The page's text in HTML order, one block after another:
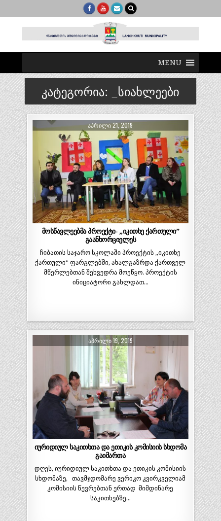
MENU
კატეგორია: _სიახლეები
ᲐᲞᲠᲘᲚᲘ 21, 2019
მოსწავლეებმა პროექტი- ,,იკითხე ქართული”
გაანხორციელეს
ჩიბათის საჯარო სკოლაში პროექტის ,,იკითხე
ქართული“ ფარგლებში, ახალგაზრდა ქართველ
მწერლებთან შეხვედრა მოეწყო. პროექტის
ინიციატორი გახლდათ…
ᲐᲞᲠᲘᲚᲘ 19, 2019
იურიდიულ საკითხთა და ეთიკის კომისიის სხდომა
გაიმართა
დღეს, იურიდიულ საკითხთა და ეთიკის კომისიის
სხდომაზე, თავმჯდომარე ვერიკო კვირკველიამ
კომისიის წევრებთან ერთად მიმდინარე
საკითხებზე…